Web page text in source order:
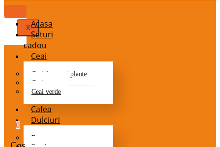
XAcasa
Seturi
cadou
Ceai
Ceai fructe si plante
Ceai negru
Ceai verde
Cafea
Dulciuri
Batoane
0